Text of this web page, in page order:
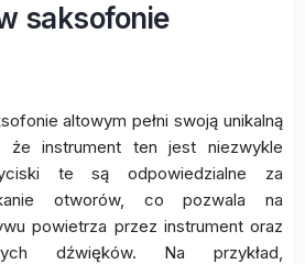
saksofonie
altowym pełni swoją unikalną
że instrument ten jest niezwykle
te są odpowiedzialne za
otworów, co pozwala na
powietrza przez instrument oraz
dźwięków. Na przykład,